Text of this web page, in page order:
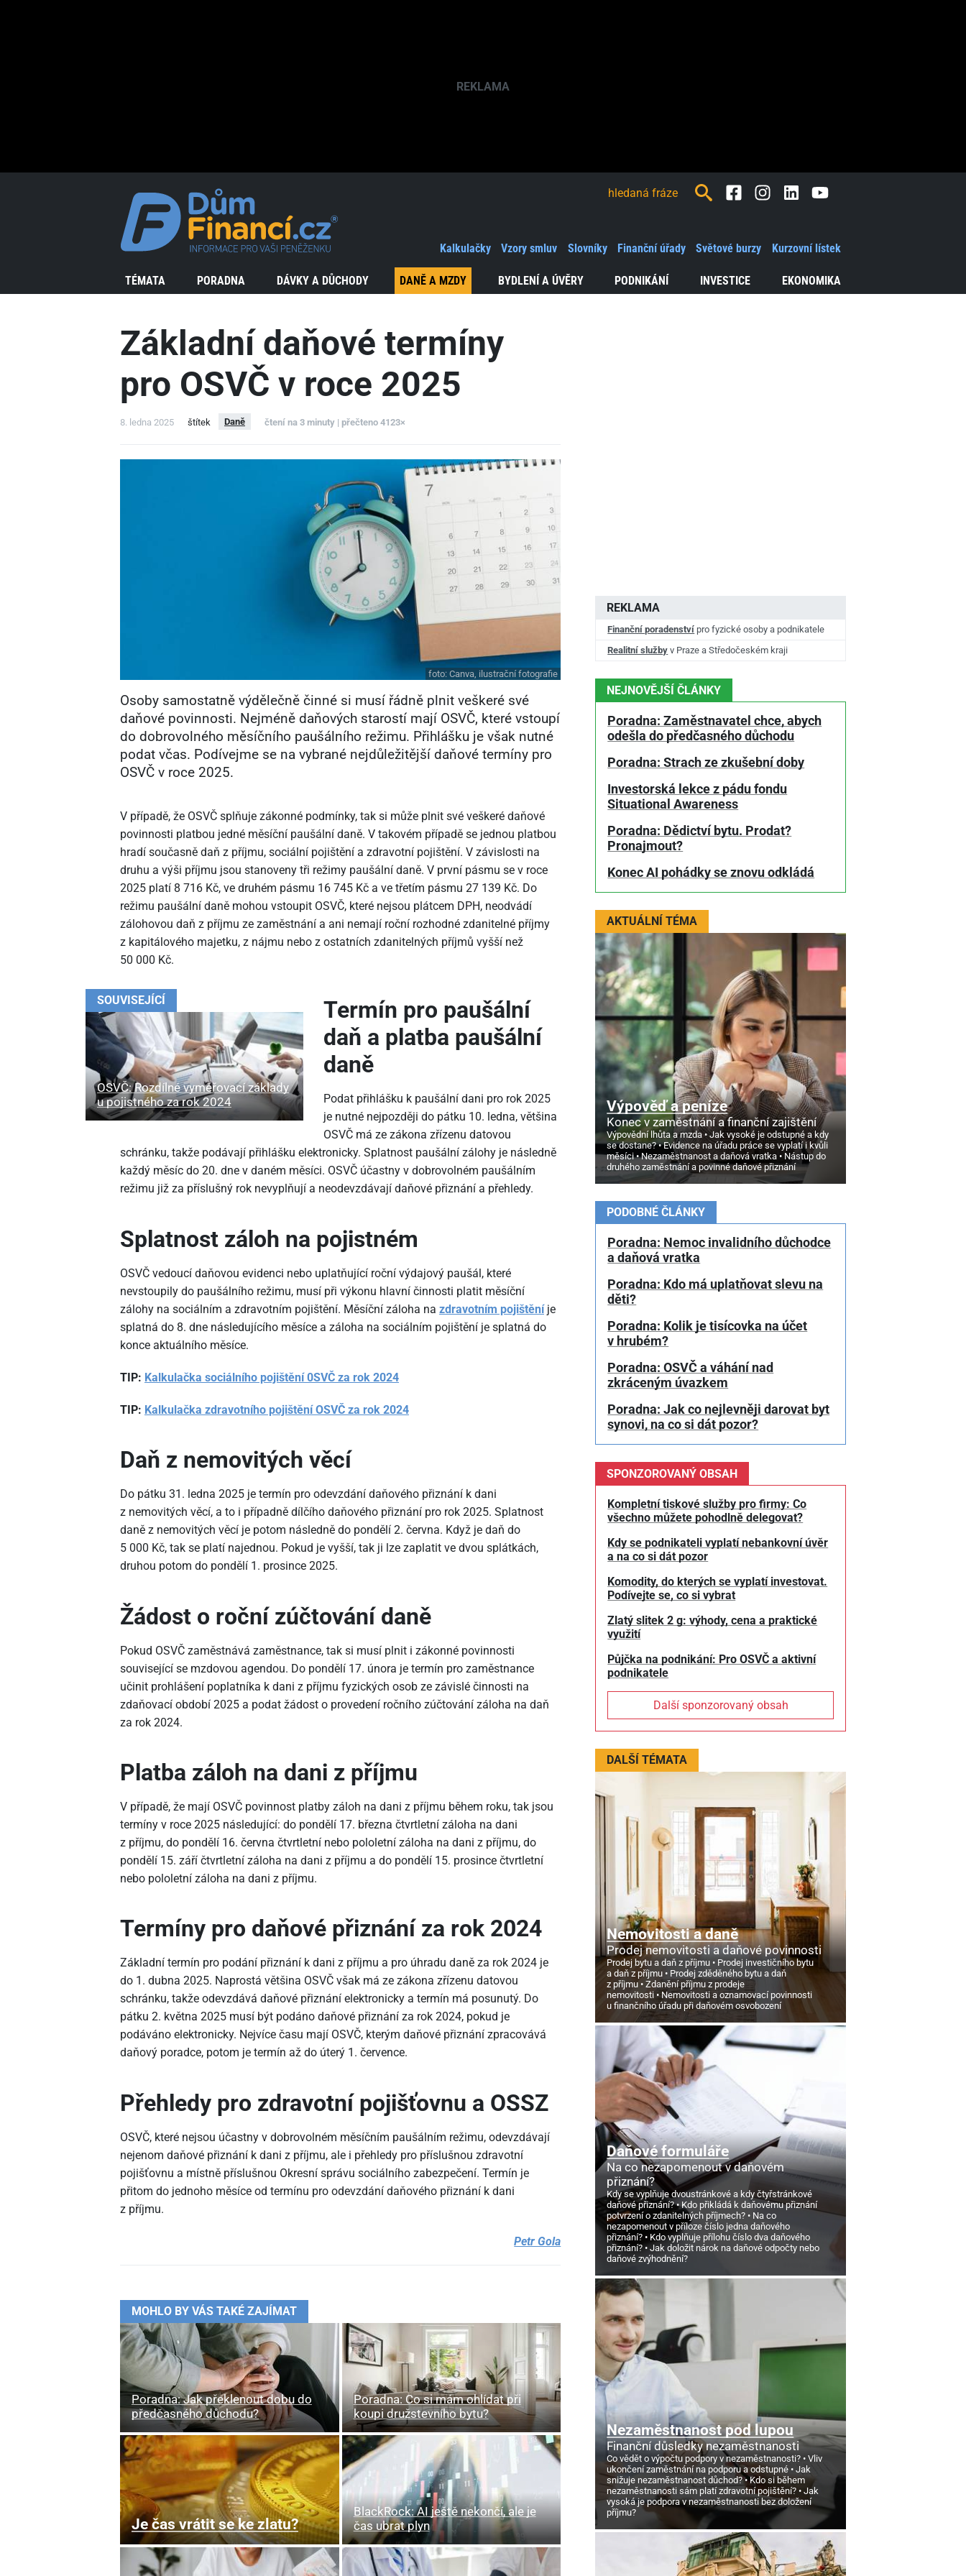
TÉMATA PORADNA DÁVKY A DŮCHODY DANĚ A MZDY BYDLENÍ A ÚVĚRY PODNIKÁNÍ INVESTICE EKONOMIKA
Kalkulačky Vzory smluv Slovníky Finanční úřady Světové burzy Kurzovní lístek
FacebookInstagramLinkedInYoutube
Základní daňové termíny
pro OSVČ v roce 2025
8. ledna 2025 štítek Daně čtení na 3 minuty | přečteno 4123×
foto:Canva, ilustrační fotografie
Osoby samostatně výdělečně činné si musí řádně plnit veškeré své
daňové povinnosti. Nejméně daňových starostí mají OSVČ, které vstoupí
do dobrovolného měsíčního paušálního režimu. Přihlášku je však nutné
podat včas. Podívejme se na vybrané nejdůležitější daňové termíny pro
OSVČ v roce 2025.
V případě, že OSVČ splňuje zákonné podmínky, tak si může plnit své veškeré daňové
povinnosti platbou jedné měsíční paušální daně. V takovém případě se jednou platbou
hradí současně daň z příjmu, sociální pojištění a zdravotní pojištění. V závislosti na
druhu a výši příjmu jsou stanoveny tři režimy paušální daně. V první pásmu se v roce
2025 platí 8 716 Kč, ve druhém pásmu 16 745 Kč a ve třetím pásmu 27 139 Kč. Do
režimu paušální daně mohou vstoupit OSVČ, které nejsou plátcem DPH, neodvádí
zálohovou daň z příjmu ze zaměstnání a ani nemají roční rozhodné zdanitelné příjmy
z kapitálového majetku, z nájmu nebo z ostatních zdanitelných příjmů vyšší než
50 000 Kč.
SOUVISEJÍCÍ
OSVČ: Rozdílné vyměřovací základy
u pojistného za rok 2024
Termín pro paušální
daň a platba paušální
daně
Podat přihlášku k paušální dani pro rok 2025
je nutné nejpozději do pátku 10. ledna, většina
OSVČ má ze zákona zřízenu datovou
schránku, takže podávají přihlášku elektronicky. Splatnost paušální zálohy je následně
každý měsíc do 20. dne v daném měsíci. OSVČ účastny v dobrovolném paušálním
režimu již za příslušný rok nevyplňují a neodevzdávají daňové přiznání a přehledy.
Splatnost záloh na pojistném
OSVČ vedoucí daňovou evidenci nebo uplatňující roční výdajový paušál, které
nevstoupily do paušálního režimu, musí při výkonu hlavní činnosti platit měsíční
zálohy na sociálním a zdravotním pojištění. Měsíční záloha na zdravotním pojištěníje
splatná do 8. dne následujícího měsíce a záloha na sociálním pojištění je splatná do
konce aktuálního měsíce.
TIP: Kalkulačka sociálního pojištění 0SVČ za rok 2024
TIP: Kalkulačka zdravotního pojištění OSVČ za rok 2024
Daň z nemovitých věcí
Do pátku 31. ledna 2025 je termín pro odevzdání daňového přiznání k dani
z nemovitých věcí, a to i případně dílčího daňového přiznání pro rok 2025. Splatnost
daně z nemovitých věcí je potom následně do pondělí 2. června. Když je daň do
5 000 Kč, tak se platí najednou. Pokud je vyšší, tak ji lze zaplatit ve dvou splátkách,
druhou potom do pondělí 1. prosince 2025.
Žádost o roční zúčtování daně
Pokud OSVČ zaměstnává zaměstnance, tak si musí plnit i zákonné povinnosti
související se mzdovou agendou. Do pondělí 17. února je termín pro zaměstnance
učinit prohlášení poplatníka k dani z příjmu fyzických osob ze závislé činnosti na
zdaňovací období 2025 a podat žádost o provedení ročního zúčtování záloha na daň
za rok 2024.
Platba záloh na dani z příjmu
V případě, že mají OSVČ povinnost platby záloh na dani z příjmu během roku, tak jsou
termíny v roce 2025 následující: do pondělí 17. března čtvrtletní záloha na dani
z příjmu, do pondělí 16. června čtvrtletní nebo pololetní záloha na dani z příjmu, do
pondělí 15. září čtvrtletní záloha na dani z příjmu a do pondělí 15. prosince čtvrtletní
nebo pololetní záloha na dani z příjmu.
Termíny pro daňové přiznání za rok 2024
Základní termín pro podání přiznání k dani z příjmu a pro úhradu daně za rok 2024 je
do 1. dubna 2025. Naprostá většina OSVČ však má ze zákona zřízenu datovou
schránku, takže odevzdává daňové přiznání elektronicky a termín má posunutý. Do
pátku 2. května 2025 musí být podáno daňové přiznání za rok 2024, pokud je
podáváno elektronicky. Nejvíce času mají OSVČ, kterým daňové přiznání zpracovává
daňový poradce, potom je termín až do úterý 1. července.
Přehledy pro zdravotní pojišťovnu a OSSZ
OSVČ, které nejsou účastny v dobrovolném měsíčním paušálním režimu, odevzdávají
nejenom daňové přiznání k dani z příjmu, ale i přehledy pro příslušnou zdravotní
pojišťovnu a místně příslušnou Okresní správu sociálního zabezpečení. Termín je
přitom do jednoho měsíce od termínu pro odevzdání daňového přiznání k dani
z příjmu.
Petr Gola
MOHLO BY VÁS TAKÉ ZAJÍMAT
Poradna: Jak překlenout dobu do
předčasného důchodu?
Poradna: Co si mám ohlídat při
koupi družstevního bytu?
Je čas vrátit se ke zlatu?
BlackRock: AI ještě nekončí, ale je
čas ubrat plyn
REKLAMA
Finanční poradenství pro fyzické osoby a podnikatele
Realitní služby v Praze a Středočeském kraji
NEJNOVĚJŠÍ ČLÁNKY
Poradna: Zaměstnavatel chce, abych
odešla do předčasného důchodu
Poradna: Strach ze zkušební doby
Investorská lekce z pádu fondu
Situational Awareness
Poradna: Dědictví bytu. Prodat?
Pronajmout?
Konec AI pohádky se znovu odkládá
AKTUÁLNÍ TÉMA
Výpověď a peníze
Konec v zaměstnání a finanční zajištění
Výpovědní lhůta a mzda
Jak vysoké je odstupné a kdy
se dostane?
Evidence na úřadu práce se vyplatí i kvůli
měsíci
Nezaměstnanost a daňová vratka
Nástup do
druhého zaměstnání a povinné daňové přiznání
PODOBNÉ ČLÁNKY
Poradna: Nemoc invalidního důchodce
a daňová vratka
Poradna: Kdo má uplatňovat slevu na
děti?
Poradna: Kolik je tisícovka na účet
v hrubém?
Poradna: OSVČ a váhání nad
zkráceným úvazkem
Poradna: Jak co nejlevněji darovat byt
synovi, na co si dát pozor?
SPONZOROVANÝ OBSAH
Kompletní tiskové služby pro firmy: Co
všechno můžete pohodlně delegovat?
Kdy se podnikateli vyplatí nebankovní úvěr
a na co si dát pozor
Komodity, do kterých se vyplatí investovat.
Podívejte se, co si vybrat
Zlatý slitek 2 g: výhody, cena a praktické
využití
Půjčka na podnikání: Pro OSVČ a aktivní
podnikatele
Další sponzorovaný obsah
DALŠÍ TÉMATA
Nemovitosti a daně
Prodej nemovitosti a daňové povinnosti
Prodej bytu a daň z příjmu
Prodej investičního bytu
a daň z příjmu
Prodej zděděného bytu a daň
z příjmu
Zdanění příjmu z prodeje
nemovitosti
Nemovitosti a oznamovací povinnosti
u finančního úřadu při daňovém osvobození
Daňové formuláře
Na co nezapomenout v daňovém
přiznání?
Kdy se vyplňuje dvoustránkové a kdy čtyřstránkové
daňové přiznání?
Kdo přikládá k daňovému přiznání
potvrzení o zdanitelných příjmech?
Na co
nezapomenout v příloze číslo jedna daňového
přiznání?
Kdo vyplňuje přílohu číslo dva daňového
přiznání?
Jak doložit nárok na daňové odpočty nebo
daňové zvýhodnění?
Nezaměstnanost pod lupou
Finanční důsledky nezaměstnanosti
Co vědět o výpočtu podpory v nezaměstnanosti?
Vliv
ukončení zaměstnání na podporu a odstupné
Jak
snižuje nezaměstnanost důchod?
Kdo si během
nezaměstnanosti sám platí zdravotní pojištění?
Jak
vysoká je podpora v nezaměstnanosti bez doložení
příjmu?